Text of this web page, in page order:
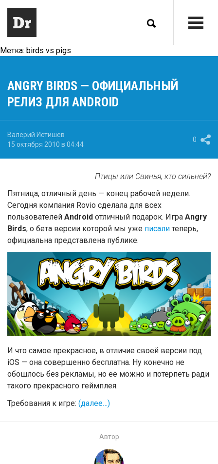
Метка: birds vs pigs
ANGRY BIRDS — ОФИЦИАЛЬНЫЙ
РЕЛИЗ ДЛЯ ANDROID
Валерий Истишев
15 октября 2010 в 04:44
0
Птицы или Свинья, кто сильней?
Пятница, отличный день — конец рабочей недели.
Сегодня компания Rovio сделала для всех
пользователей Android отличный подарок. Игра Angry
Birds, о бета версии которой мы уже писали теперь,
официальна представлена публике.
И что самое прекрасное, в отличие своей версии под
iOS — она совершенно бесплатна. Ну конечно не
обошлось без рекламы, но её можно и потерпеть ради
такого прекрасного геймплея.
Требования к игре: (далее…)
Автор